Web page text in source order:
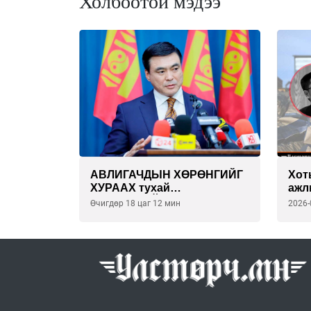
АВЛИГАЧДЫН ХӨРӨНГИЙГ
ХУРААХ тухай
С.АМАРСАЙХАН сайдын
Өчигдөр 18 цаг 12 мин 2026-